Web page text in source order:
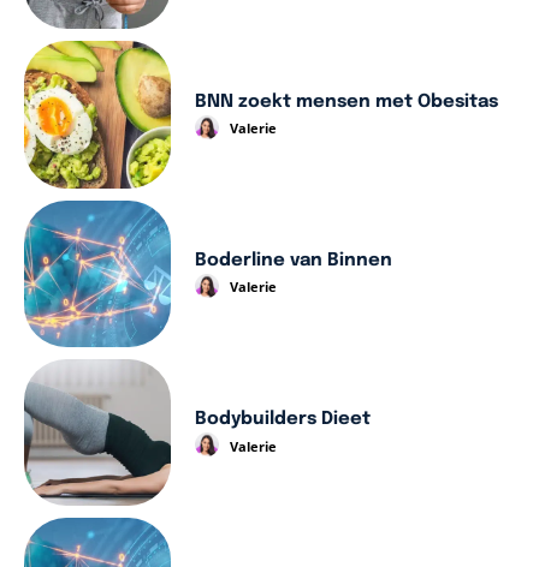
BNN zoekt mensen met Obesitas
Valerie
Boderline van Binnen
Valerie
Bodybuilders Dieet
Valerie